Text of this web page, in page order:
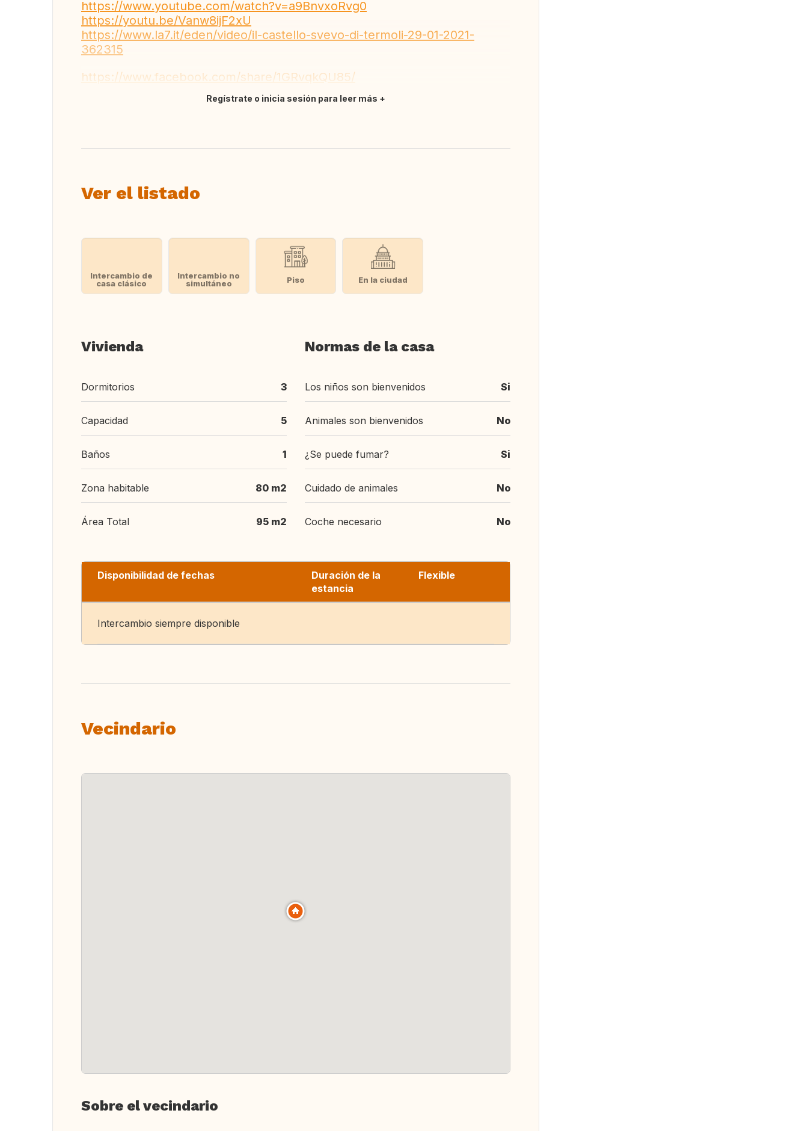
https://www.youtube.com/watch?v=a9BnvxoRvg0
https://youtu.be/Vanw8ijF2xU
https://www.la7.it/eden/video/il-castello-svevo-di-termoli-29-01-2021-
362315
https://www.facebook.com/share/1GRvqkQU85/
Regístrate o inicia sesión para leer más
Ver el listado
Intercambio de
casa clásico
Intercambio no
simultáneo
Piso En la ciudad
Vivienda
Dormitorios 3
Capacidad 5
Baños 1
Zona habitable 80 m2
Área Total 95 m2
Normas de la casa
Los niños son bienvenidos Si
Animales son bienvenidos No
¿Se puede fumar? Si
Cuidado de animales No
Coche necesario No
Disponibilidad de fechas
Duración de la
estancia
Flexible
Intercambio siempre disponible
Vecindario
Sobre el vecindario